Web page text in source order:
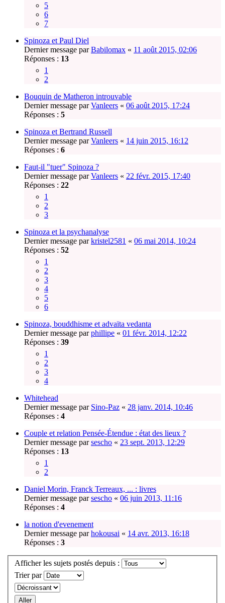
5
6
7
Spinoza et Paul Diel
Dernier message parBabilomax « 11 août 2015, 02:06
Réponses : 13
1
2
Bouquin de Matheron introuvable
Dernier message parVanleers « 06 août 2015, 17:24
Réponses : 5
Spinoza et Bertrand Russell
Dernier message parVanleers « 14 juin 2015, 16:12
Réponses : 6
Faut-il "tuer" Spinoza ?
Dernier message parVanleers « 22 févr. 2015, 17:40
Réponses : 22
1
2
3
Spinoza et la psychanalyse
Dernier message parkristel2581 « 06 mai 2014, 10:24
Réponses : 52
1
2
3
4
5
6
Spinoza, bouddhisme et advaïta vedanta
Dernier message parphillipe « 01 févr. 2014, 12:22
Réponses : 39
1
2
3
4
Whitehead
Dernier message par Sino-Paz « 28 janv. 2014, 10:46
Réponses : 4
Couple et relation Pensée-Étendue : état des lieux ?
Dernier message parsescho « 23 sept. 2013, 12:29
Réponses : 13
1
2
Daniel Morin, Franck Terreaux, ... : livres
Dernier message parsescho « 06 juin 2013, 11:16
Réponses : 4
la notion d'evenement
Dernier message parhokousai « 14 avr. 2013, 16:18
Réponses : 3
Afficher les sujets postés depuis :
Trier par